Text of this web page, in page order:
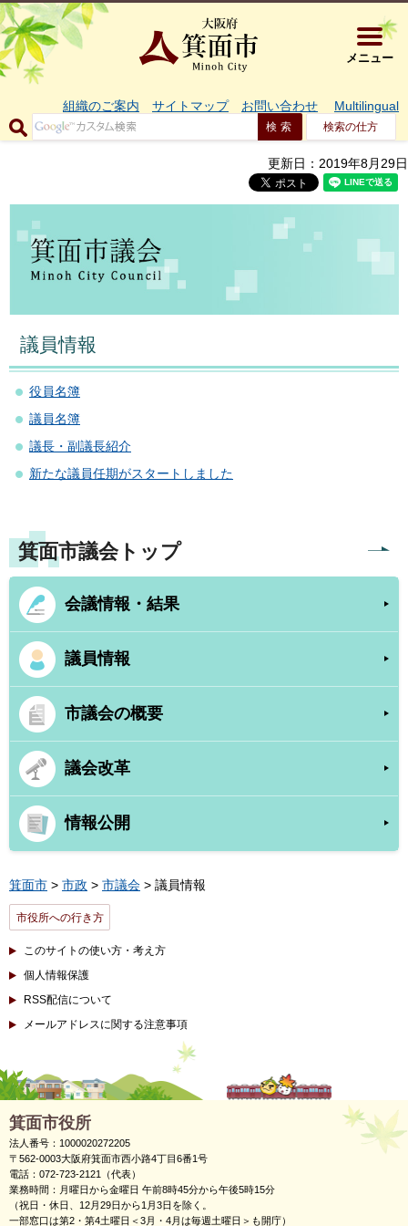
大阪府箕
メニュー
組織のご案内 サイトマップ お問い合わせ Multilingual
検索の仕方
更新日：2019年8月29日
議員情報
役員名簿
議員名簿
議長・副議長紹介
新たな議員任期がスタートしました
箕面市議会トップ
会議情報・結果
議員情報
市議会の概要
議会改革
情報公開
箕面市 > 市政 > 市議会 > 議員情報
市役所への行き方
このサイトの使い方・考え方
個人情報保護
RSS配信について
メールアドレスに関する注意事項
箕面市役所
法人番号：1000020272205
〒562-0003大阪府箕面市西小路4丁目6番1号
電話：072-723-2121（代表）
業務時間：月曜日から金曜日 午前8時45分から午後5時15分
（祝日・休日、12月29日から1月3日を除く。
一部窓口は第2・第4土曜日＜3月・4月は毎週土曜日＞も開庁）